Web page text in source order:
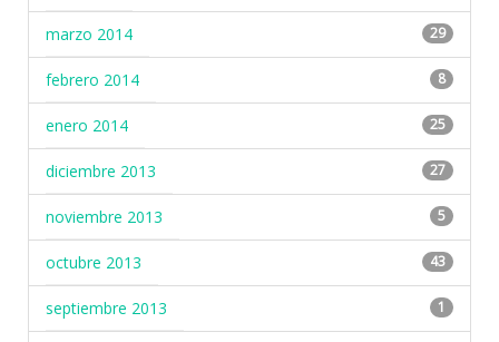
marzo 2014 29
febrero 2014 8
enero 2014 25
diciembre 2013 27
noviembre 2013 5
octubre 2013 43
septiembre 2013 1